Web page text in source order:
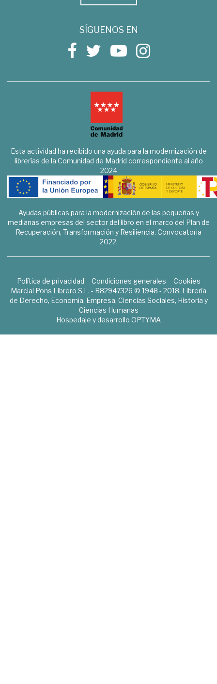
SÍGUENOS EN
Esta actividad ha recibido una ayuda para la modernización de
librerías de la Comunidad de Madrid correspondiente al año
2024
Ayudas públicas para la modernización de las pequeñas y
medianas empresas del sector del libro en el marco del Plan de
Recuperación, Transformación y Resiliencia. Convocatoria
2022.
Política de privacidad Condiciones generales
Cookies
Marcial Pons Librero S.L. - B82947326 © 1948 - 2018. Librería
de Derecho, Economía, Empresa, Ciencias Sociales, Historia y
Ciencias Humanas
Hospedaje y desarrollo OPTYMA